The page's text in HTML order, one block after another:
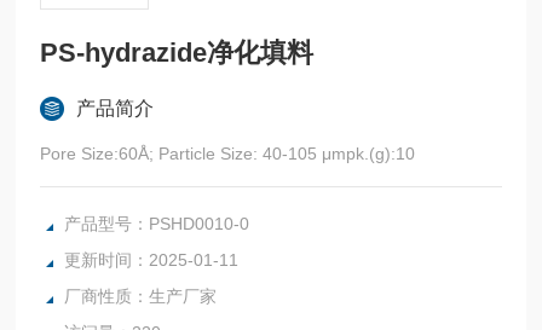
PS-hydrazide净化填料
产品简介
Pore Size:60Å; Particle Size: 40-105 μmpk.(g):10
产品型号：PSHD0010-0
更新时间：2025-01-11
厂商性质：生产厂家